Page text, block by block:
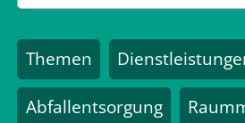
Themen
Abfallentsorgung